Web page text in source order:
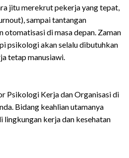
jitu merekrut pekerja yang tepat,
sampai tantangan
otomatisasi di masa depan. Zaman
psikologi akan selalu dibutuhkan
tetap manusiawi.
Psikologi Kerja dan Organisasi di
Bidang keahlian utamanya
lingkungan kerja dan kesehatan